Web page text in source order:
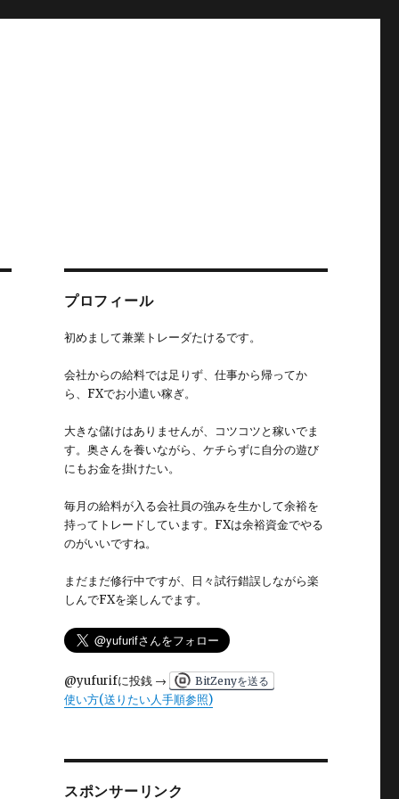
プロフィール
初めまして兼業トレーダたけるです。
会社からの給料では足りず、仕事から帰ってか
ら、FXでお小遣い稼ぎ。
大きな儲けはありませんが、コツコツと稼いでま
す。奥さんを養いながら、ケチらずに自分の遊び
にもお金を掛けたい。
毎月の給料が入る会社員の強みを生かして余裕を
持ってトレードしています。FXは余裕資金でやる
のがいいですね。
まだまだ修行中ですが、日々試行錯誤しながら楽
しんでFXを楽しんでます。
@yufurifに投銭 → BitZenyを送る
使い方(送りたい人手順参照)
スポンサーリンク